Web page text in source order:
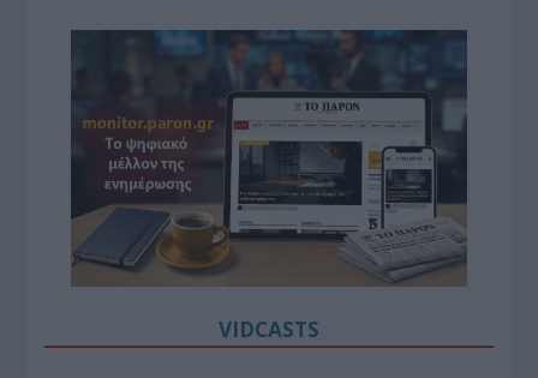
VIDCASTS